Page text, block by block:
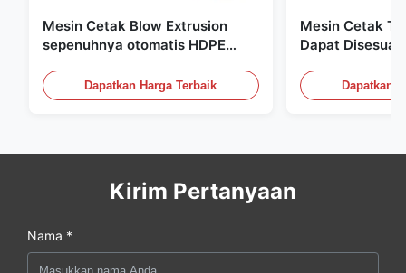
Mesin Cetak Blow Extrusion
sepenuhnya otomatis HDPE
Dapatkan Harga Terbaik
Mesin Cetak
Dapat
60L
Dapatkan
Kirim Pertanyaan
Nama *